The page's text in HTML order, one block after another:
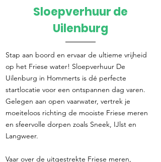
Direct reserveren
Sloepverhuur de
Uilenburg
Stap aan boord en ervaar de ultieme vrijheid
op het Friese water! Sloepverhuur De
Uilenburg in Hommerts is dé perfecte
startlocatie voor een ontspannen dag varen.
Gelegen aan open vaarwater, vertrek je
moeiteloos richting de mooiste Friese meren
en sfeervolle dorpen zoals Sneek, IJlst en
Langweer.
Vaar over de uitgestrekte Friese meren,